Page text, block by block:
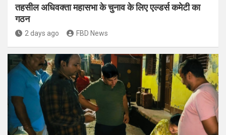
तहसील अधिवक्ता महासभा के चुनाव के लिए एल्डर्स कमेटी का
गठन
2 days ago FBD News